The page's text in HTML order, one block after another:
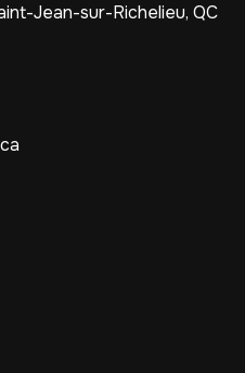
Jean-sur-Richelieu, QC